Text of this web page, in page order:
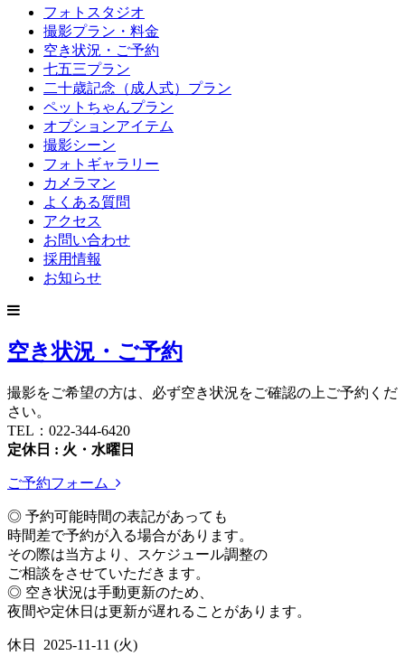
フォトスタジオ
撮影プラン・料金
空き状況・ご予約
七五三プラン
二十歳記念（成人式）プラン
ペットちゃんプラン
オプションアイテム
撮影シーン
フォトギャラリー
カメラマン
よくある質問
アクセス
お問い合わせ
採用情報
お知らせ
空き状況・ご予約
撮影をご希望の方は、必ず空き状況をご確認の上ご予約くだ
さい。
TEL：022-344-6420
定休日 : 火・水曜日
ご予約フォーム
◎ 予約可能時間の表記があっても
時間差で予約が入る場合があります。
その際は当方より、スケジュール調整の
ご相談をさせていただきます。
◎ 空き状況は手動更新のため、
夜間や定休日は更新が遅れることがあります。
休日 2025-11-11 (火)